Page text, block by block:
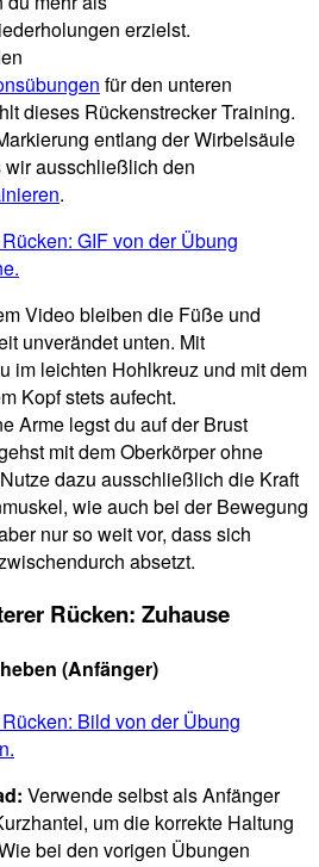
erzielst.
für den unteren
dieses Rückenstrecker Training.
entlang der Wirbelsäule
ausschließlich den
.
Video bleiben die Füße und
unverändet unten. Mit
im leichten Hohlkreuz und mit dem
Kopf stets aufecht.
Arme legst du auf der Brust
mit dem Oberkörper ohne
dazu ausschließlich die Kraft
wie auch bei der Bewegung
nur so weit vor, dass sich
absetzt.
Rücken: Zuhause
(Anfänger)
Verwende selbst als Anfänger
um die korrekte Haltung
bei den vorigen Übungen